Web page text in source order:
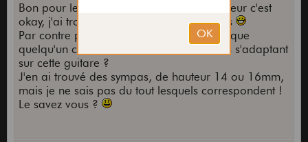
Bon pour les contours et le pitch du sélecteur c'est
okay, j'ai trouvé des chromés bien sympas
Par contre pour les caches micros, est ce que
quelqu'un connait la hauteur des modèles s'adaptant
sur cette guitare ?
J'en ai trouvé des sympas, de hauteur 14 ou 16mm,
mais je ne sais pas du tout lesquels correspondent !
Le savez vous ?